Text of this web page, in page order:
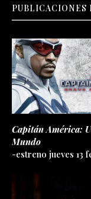
PUBLICACIONES
Capitán América:
Mundo
-estreno jueves 13